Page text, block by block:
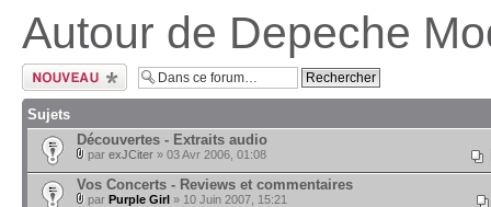
Autour de Depeche
Ecrire un nouveau
sujet
Sujets
Découvertes - Extraits audio
par exJCiter » 03 Avr 2006, 01:08
Vos Concerts - Reviews et commentaires
par Purple Girl » 10 Juin 2007, 15:21